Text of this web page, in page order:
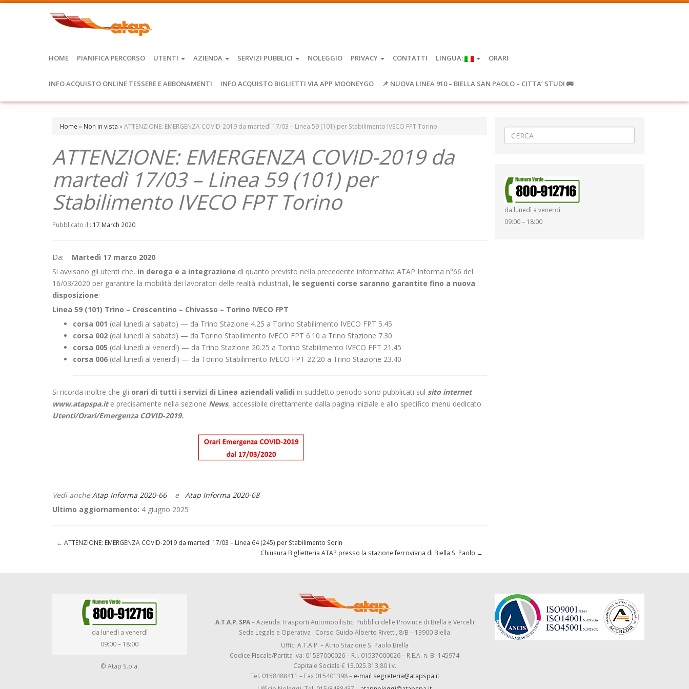
HOME PIANIFICA PERCORSO UTENTI AZIENDA SERVIZI PUBBLICI NOLEGGIO PRIVACY CONTATTI LINGUA: ORARI
INFO ACQUISTO ONLINE TESSERE E ABBONAMENTI INFO ACQUISTO BIGLIETTI VIA APP MOONEYGO 📌 NUOVA LINEA 910 – BIELLA SAN PAOLO – CITTA’ STUDI 🚌
Home » Non in vista »ATTENZIONE: EMERGENZA COVID-2019 da martedì 17/03 – Linea 59 (101) per Stabilimento IVECO FPT Torino
ATTENZIONE: EMERGENZA COVID-2019 da
martedì 17/03 – Linea 59 (101) per
Stabilimento IVECO FPT Torino
Pubblicato il : 17 March 2020
Da: Martedì 17 marzo 2020
Si avvisano gli utenti che, in deroga e a integrazione di quanto previsto nella precedente informativa ATAP Informa n°66 del
16/03/2020 per garantire la mobilità dei lavoratori delle realtà industriali, le seguenti corse saranno garantite fino a nuova
disposizione:
Linea 59 (101) Trino – Crescentino – Chivasso – Torino IVECO FPT
corsa 001 (dal lunedì al sabato) — da Trino Stazione 4.25 a Torino Stabilimento IVECO FPT 5.45
corsa 002 (dal lunedì al sabato) — da Torino Stabilimento IVECO FPT 6.10 a Trino Stazione 7.30
corsa 005 (dal lunedì al venerdì) — da Trino Stazione 20.25 a Torino Stabilimento IVECO FPT 21.45
corsa 006 (dal lunedì al venerdì) — da Torino Stabilimento IVECO FPT 22.20 a Trino Stazione 23.40
Si ricorda inoltre che gli orari di tutti i servizi di Linea aziendali validi in suddetto periodo sono pubblicati sul sito internet
www.atapspa.ite precisamente nella sezione News, accessibile direttamente dalla pagina iniziale e allo specifico menu dedicato
Utenti/Orari/Emergenza COVID-2019.
Vedi ancheAtap Informa 2020-66e Atap Informa 2020-68
Ultimo aggiornamento: 4 giugno 2025
← ATTENZIONE: EMERGENZA COVID-2019 da martedì 17/03 – Linea 64 (245) per Stabilimento Sorin
Chiusura Biglietteria ATAP presso la stazione ferroviaria di Biella S. Paolo →
da lunedì a venerdì
09:00 – 18:00
da lunedì a venerdì
09:00 – 18:00
© Atap S.p.a.
A.T.A.P. SPA– Azienda Trasporti Automobilistici Pubblici delle Province di Biella e Vercelli
Sede Legale e Operativa : Corso Guido Alberto Rivetti, 8/B – 13900 Biella
Uffici A.T.A.P. – Atrio Stazione S. Paolo Biella
Codice Fiscale/Partita Iva: 01537000026 – R.I. 01537000026 – R.E.A. n. BI-145974
Capitale Sociale € 13.025.313,80 i.v.
Tel. 0158488411 – Fax 015401398 – e-mail segreteria@atapspa.it